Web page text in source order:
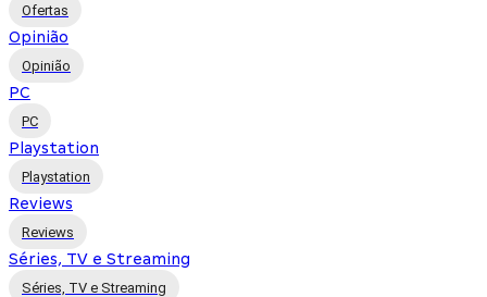
Ofertas
Opinião
Opinião
PC
PC
Playstation
Playstation
Reviews
Reviews
Séries, TV e Streaming
Séries, TV e Streaming